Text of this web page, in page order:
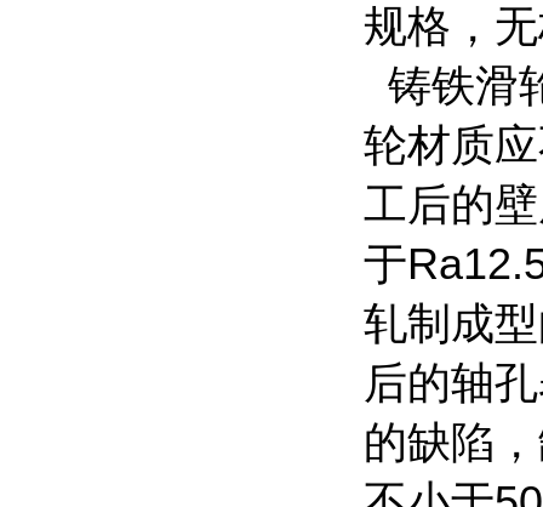
规格，
铸铁滑
轮材质
工后的
于
轧制成
后的轴
的缺陷